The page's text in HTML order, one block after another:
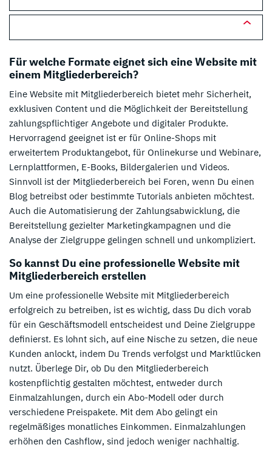
Für welche Formate eignet sich eine Website mit
einem Mitgliederbereich?
Eine Website mit Mitgliederbereich bietet mehr Sicherheit,
exklusiven Content und die Möglichkeit der Bereitstellung
zahlungspflichtiger Angebote und digitaler Produkte.
Hervorragend geeignet ist er für Online-Shops mit
erweitertem Produktangebot, für Onlinekurse und Webinare,
Lernplattformen, E-Books, Bildergalerien und Videos.
Sinnvoll ist der Mitgliederbereich bei Foren, wenn Du einen
Blog betreibst oder bestimmte Tutorials anbieten möchtest.
Auch die Automatisierung der Zahlungsabwicklung, die
Bereitstellung gezielter Marketingkampagnen und die
Analyse der Zielgruppe gelingen schnell und unkompliziert.
So kannst Du eine professionelle Website mit
Mitgliederbereich erstellen
Um eine professionelle Website mit Mitgliederbereich
erfolgreich zu betreiben, ist es wichtig, dass Du dich vorab
für ein Geschäftsmodell entscheidest und Deine Zielgruppe
definierst. Es lohnt sich, auf eine Nische zu setzen, die neue
Kunden anlockt, indem Du Trends verfolgst und Marktlücken
nutzt. Überlege Dir, ob Du den Mitgliederbereich
kostenpflichtig gestalten möchtest, entweder durch
Einmalzahlungen, durch ein Abo-Modell oder durch
verschiedene Preispakete. Mit dem Abo gelingt ein
regelmäßiges monatliches Einkommen. Einmalzahlungen
erhöhen den Cashflow, sind jedoch weniger nachhaltig.